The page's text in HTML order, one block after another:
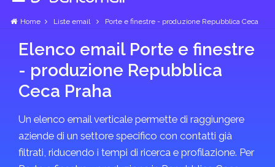
Home Liste email Porte e finestre - produzione Repubblica Ceca
Elenco email Porte e finestre
- produzione Repubblica
Ceca Praha
Un elenco email verticale permette di raggiungere
aziende di un settore specifico con contatti già
filtrati, riducendo i tempi di ricerca e profilazione. Per